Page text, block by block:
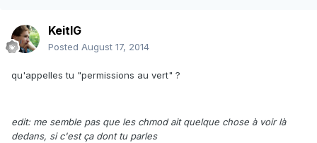
KeitIG
Posted August 17, 2014
qu'appelles tu "permissions au vert" ?
edit: me semble pas que les chmod ait quelque chose à voir là
dedans, si c'est ça dont tu parles